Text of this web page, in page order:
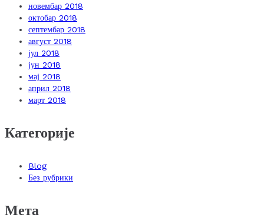
новембар 2018
октобар 2018
септембар 2018
август 2018
јул 2018
јун 2018
мај 2018
април 2018
март 2018
Категорије
Blog
Без рубрики
Мета